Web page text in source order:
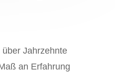
Jahrzehnte
an Erfahrung